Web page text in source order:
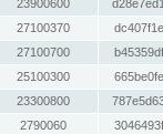
23900600
27100370
27100700
25100300
23300800
2790060